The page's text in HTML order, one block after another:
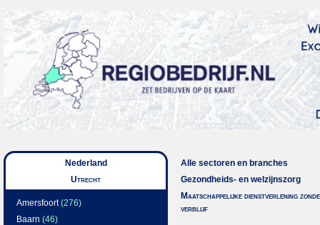
Nederland
Utrecht
Amersfoort(276)
Baarn (46)
Alle sectoren en branches
Gezondheids- en welzijnszorg
Maatschappelijke dienstverlening
verblijf